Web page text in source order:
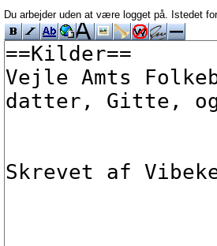
Du arbejder uden at være logget på. Istedet